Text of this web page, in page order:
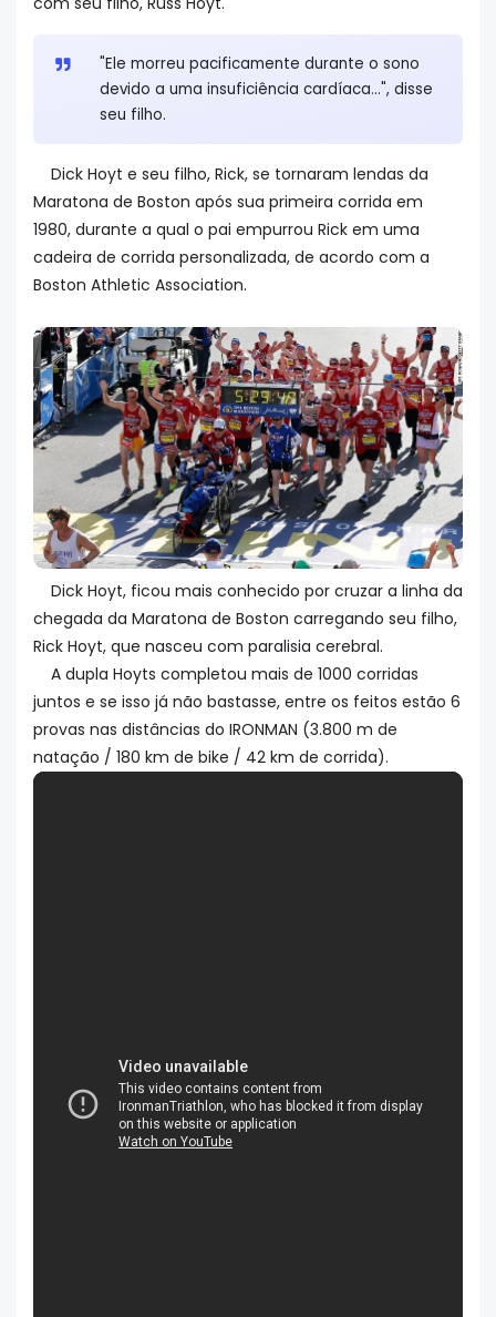
"Ele morreu pacificamente durante o sono
devido a uma insuficiência cardíaca...", disse
seu filho.
Dick Hoyt e seu filho, Rick, se tornaram lendas da
Maratona de Boston após sua primeira corrida em
1980, durante a qual o pai empurrou Rick em uma
cadeira de corrida personalizada, de acordo com a
Boston Athletic Association.
Dick Hoyt, ficou mais conhecido por cruzar a linha da
chegada da Maratona de Boston carregando seu filho,
Rick Hoyt, que nasceu com paralisia cerebral.
A dupla Hoyts completou mais de 1000 corridas
juntos e se isso já não bastasse, entre os feitos estão 6
provas nas distâncias do IRONMAN (3.800 m de
natação / 180 km de bike / 42 km de corrida).